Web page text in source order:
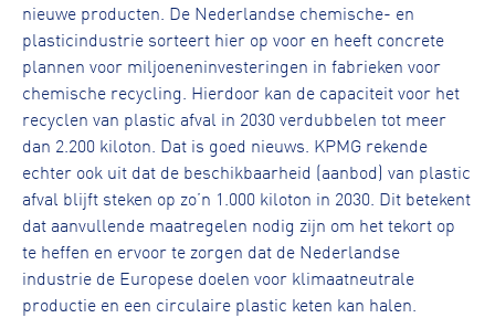
nieuwe producten. De Nederlandse chemische- en
plasticindustrie sorteert hier op voor en heeft concrete
plannen voor miljoeneninvesteringen in fabrieken voor
chemische recycling. Hierdoor kan de capaciteit voor het
recyclen van plastic afval in 2030 verdubbelen tot meer
dan 2.200 kiloton. Dat is goed nieuws. KPMG rekende
echter ook uit dat de beschikbaarheid (aanbod) van plastic
afval blijft steken op zo’n 1.000 kiloton in 2030. Dit betekent
dat aanvullende maatregelen nodig zijn om het tekort op
te heffen en ervoor te zorgen dat de Nederlandse
industrie de Europese doelen voor klimaatneutrale
productie en een circulaire plastic keten kan halen.